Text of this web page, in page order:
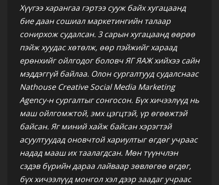
Хүүгээ харангаа гэртээ сууж байх хугацаанд
бие даан сошиал маркетингийн талаар
сонирхож судалсан. 3 сарын хугацаанд өөрөө
пэйж хуудас хөтөлж, өөр пэйжийг хараад
ерөнхийг ойлгодог боловч ЯГ ЯАЖ хийхээ сайн
мэддэггүй байлаа. Олон сургалтууд судалснаас
Nathouse Creative Social Media Marketing
Agency-н сургалтыг сонгосон. Бүх хичээлүүд нь
маш ойлгомжтой, эмх цэгцтэй, үр өгөөжтэй
байсан. Яг миний хайж байсан хэрэгтэй
асуултуудад оновчтой хариултыг өгдөг учраас
надад мааш их таалагдсан. Мөн түүнчлэн
сэдэв бүрийн дараа лайваар зөвлөгөө өгдөг,
бүх хичээлүүд монгол хэл дээр заадаг учраас